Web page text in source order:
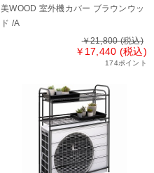
美WOOD 室外機カバー ブラウンウッ
ド /A
￥21,800(税込)
￥17,440 (税込)
174ポイント